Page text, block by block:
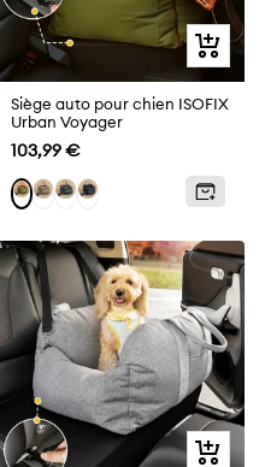
Aperçu
rapide
Siège auto pour chien ISOFIX
Urban Voyager
Prix
de
vente
103,99 €
Orange
GrisBleuNoir
Aperçu